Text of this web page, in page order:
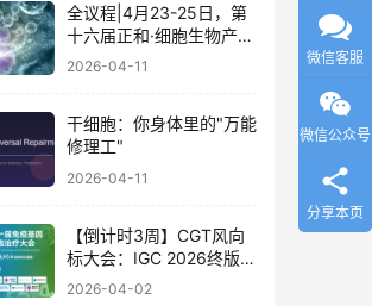
全议程|4月23-25日，第
十六届正和·细胞生物产业
大会暨细胞治疗与再生医
2026-04-11
干细胞：你身体里的"万能
修理工"
2026-04-11
【倒计时3周】CGT风向
标大会：IGC 2026终版议
程公布！合规与创新如何
2026-04-02
微信客服
微信公众号
分享本页